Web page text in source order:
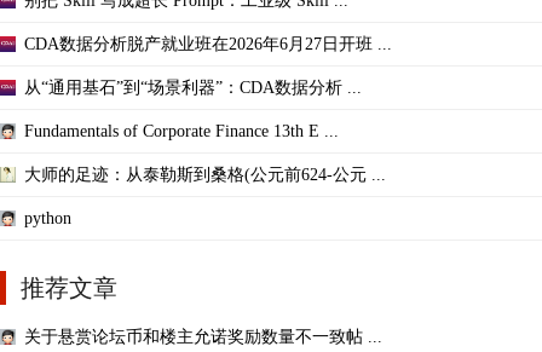
CDA数据分析脱产就业班在2026年6月27日开班 ...
从“通用基石”到“场景利器”：CDA数据分析 ...
Fundamentals of Corporate Finance 13th E ...
大师的足迹：从泰勒斯到桑格(公元前624-公元 ...
python
推荐文章
关于悬赏论坛币和楼主允诺奖励数量不一致帖 ...